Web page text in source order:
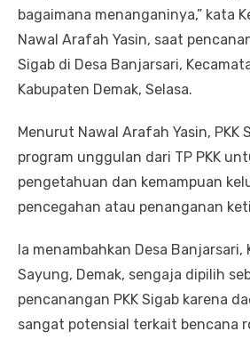
bagaimana menanganinya,” kata
Nawal Arafah Yasin, saat
Sigab di Desa Banjarsari,
Kabupaten Demak, Selasa.
Menurut Nawal Arafah Yasin, PKK
program unggulan dari TP PKK
pengetahuan dan kemampuan
pencegahan atau penanganan
Ia menambahkan Desa Banjarsari,
Sayung, Demak, sengaja dipilih
pencanangan PKK Sigab karena
sangat potensial terkait bencana